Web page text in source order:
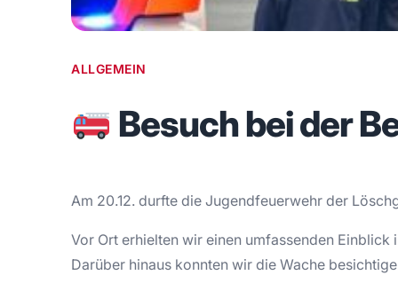
ALLGEMEIN
Besuch bei der
Am 20.12. durfte die Jugendfeuerwehr der
Vor Ort erhielten wir einen umfassenden
Darüber hinaus konnten wir die Wache